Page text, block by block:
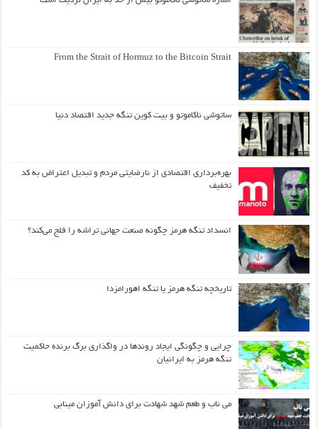
From the Strait of Hormuz to the Bitcoin Strait
ساتوشی ناکاموتو و بیت کوین تنگه جدید اقتصاد دنیا
بهره‌برداری اقتصادی از نارضایتی مردم و تبدیل اعتراض به کد
تخفیف
انسداد تنگه هرمز چگونه صنعت جهانی تراشه را فلج می‌کند؟
تاریخچه تنگه هرمز یا تنگه اهورامزدا
چرایی و چگونگی ایجاد روندها در واگذاری برگ برنده حاکمیت
تنگه هرمز به ایرانیان
می ناب و طعم شهد شهادت برای دانش آموزان مینابی